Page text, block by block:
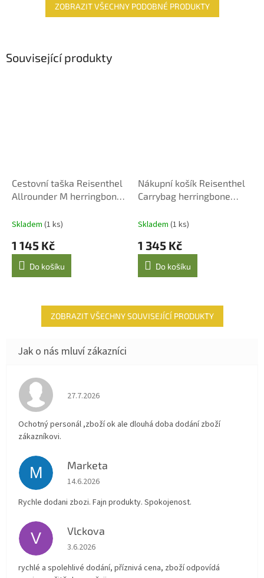
ZOBRAZIT VŠECHNY PODOBNÉ PRODUKTY
Související produkty
Cestovní taška Reisenthel
Allrounder M herringbone
Skladem (1 ks)
1 145 Kč
Do košíku
Nákupní košík Reisenthel
Carrybag herringbone
Skladem (1 ks)
1 345 Kč
Do košíku
ZOBRAZIT VŠECHNY SOUVISEJÍCÍ PRODUKTY
Hodnocení obchodu je 4 z 5 hvězdiček.
27.7.2026
Ochotný personál ,zboží ok ale dlouhá doba dodání zboží
zákazníkovi.
M Marketa
Hodnocení obchodu je 5 z 5 hvězdiček.
14.6.2026
Rychle dodani zbozi. Fajn produkty. Spokojenost.
V Vlckova
Hodnocení obchodu je 5 z 5 hvězdiček.
3.6.2026
rychlé a spolehlivé dodání, příznivá cena, zboží odpovídá